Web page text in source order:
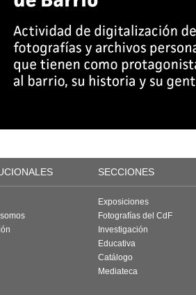
SECCIONES
Exposiciones
Fotografías del CdF
Investigación
Educativa
Catálogo
Mediateca